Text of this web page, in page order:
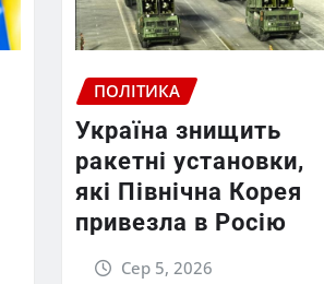
ПОЛІТИКА
Україна знищить
ракетні установки,
які Північна Корея
привезла в Росію
Сер 5, 2026